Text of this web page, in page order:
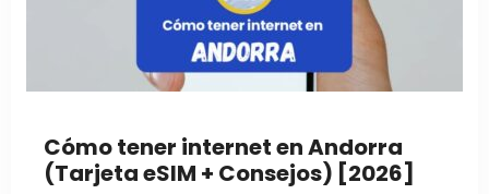
Cómo tener internet en Andorra
(Tarjeta eSIM + Consejos) [2026]